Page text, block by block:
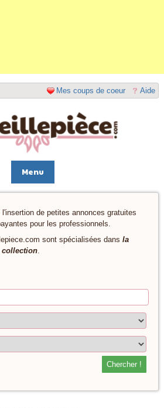
Aide
Mes coups de coeur
Menu
de petites annonces gratuites
pour les professionnels.
sont spécialisées dans la
collection.
Chercher !